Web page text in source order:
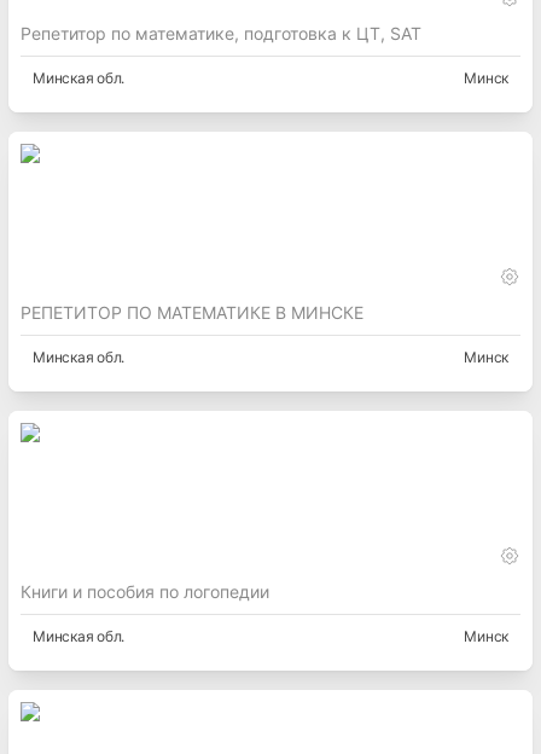
Репетитор по математике, подготовка к ЦТ, SAT
Минская обл. Минск
РЕПЕТИТОР ПО МАТЕМАТИКЕ В МИНСКЕ
Минская обл. Минск
Книги и пособия по логопедии
Минская обл. Минск